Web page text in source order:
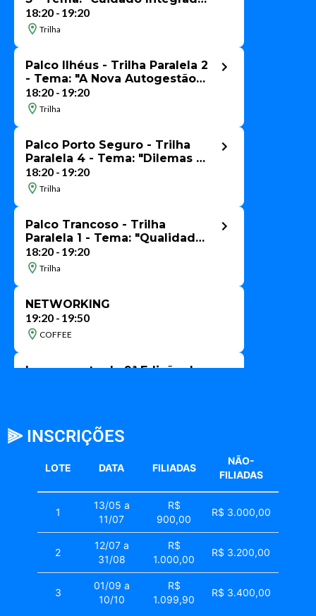
⫸ INSCRIÇÕES
LOTE DATA FILIADAS
NÃO-
FILIADAS
1
13/05 a
11/07
R$
900,00
R$ 3.000,00
2
12/07 a
31/08
R$
1.000,00
R$ 3.200,00
3
01/09 a
10/10
R$
1.099,90
R$ 3.400,00